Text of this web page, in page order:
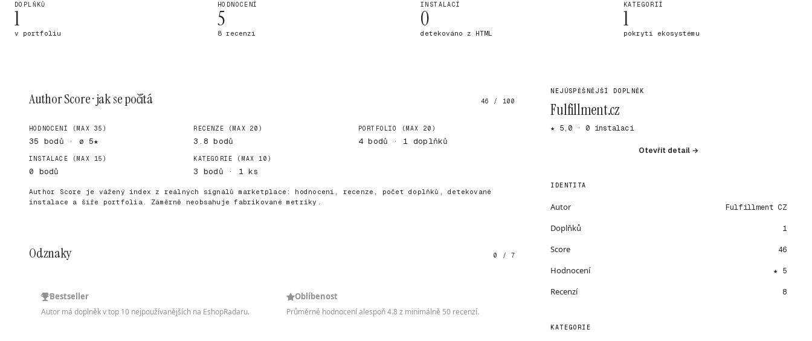
DOPLŇKŮ
1
v portfoliu
HODNOCENÍ
5
8 recenzí
INSTALACÍ
0
detekováno z HTML
KATEGORIÍ
1
pokrytí ekosystému
Author Score · jak se počítá 46 / 100
HODNOCENÍ (MAX 35)
35 bodů · ø 5★
RECENZE (MAX 20)
3.8 bodů
PORTFOLIO (MAX 20)
4 bodů · 1 doplňků
INSTALACE (MAX 15)
0 bodů
KATEGORIE (MAX 10)
3 bodů · 1 ks
Author Score je vážený index z reálných signálů marketplace: hodnocení, recenze, počet doplňků, detekované
instalace a šíře portfolia. Záměrně neobsahuje fabrikované metriky.
Odznaky 0 / 7
Bestseller
Autor má doplněk v top 10 nejpoužívanějších na EshopRadaru.
Oblíbenost
Průměrné hodnocení alespoň 4.8 z minimálně 50 recenzí.
NEJÚSPĚŠNĚJŠÍ DOPLNĚK
Fulfillment.cz
★ 5,0 · 0 instalací
Otevřít detail →
IDENTITA
Autor Fulfillment CZ
Doplňků 1
Score 46
Hodnocení ★ 5
Recenzí 8
KATEGORIE